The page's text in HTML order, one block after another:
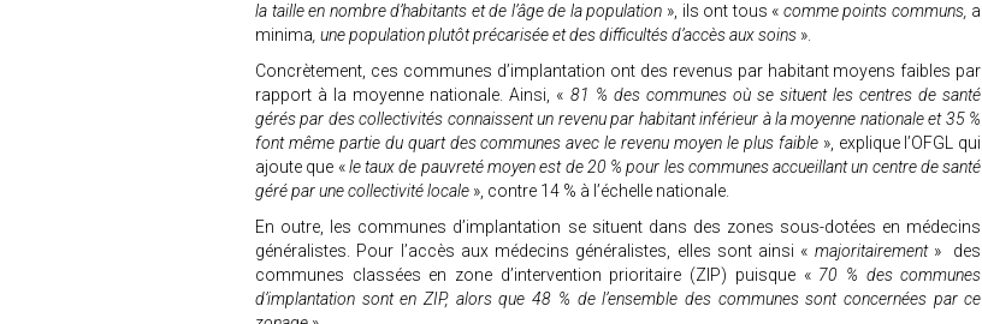
la taille en nombre d’habitants et de l’âge de la population », ils ont tous « comme points communs, a
minima , une population plutôt précarisée et des difficultés d’accès aux soins ».
Concrètement, ces communes d’implantation ont des revenus par habitant moyens faibles par
rapport à la moyenne nationale. Ainsi, « 81 % des communes où se situent les centres de santé
gérés par des collectivités connaissent un revenu par habitant inférieur à la moyenne nationale et 35 %
font même partie du quart des communes avec le revenu moyen le plus faible», explique l’OFGL qui
ajoute que «le taux de pauvreté moyen est de 20 % pour les communes accueillant un centre de santé
géré par une collectivité locale », contre 14 % à l’échelle nationale.
En outre, les communes d’implantation se situent dans des zones sous-dotées en médecins
généralistes. Pour l’accès aux médecins généralistes, elles sont ainsi « majoritairement» des
communes classées en zone d’intervention prioritaire (ZIP) puisque «70 % des communes
d’implantation sont en ZIP, alors que 48 % de l’ensemble des communes sont concernées par ce